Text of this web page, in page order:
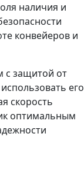
наличия и
конвейеров и
с защитой от
его
скорость
оптимальным